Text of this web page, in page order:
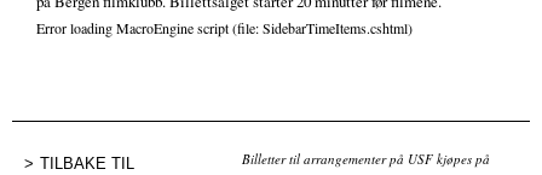
Error loading MacroEngine script (file: SidebarTimeItems.cshtml)
TILBAKE TIL
Billetter til arrangementer på USF kjøpes på